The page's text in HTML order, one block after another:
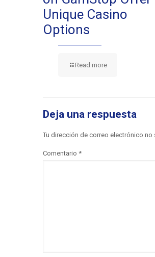
Unique Casino
Options
Read more
Deja una respuesta
Tu dirección de correo electrónico no
Comentario *